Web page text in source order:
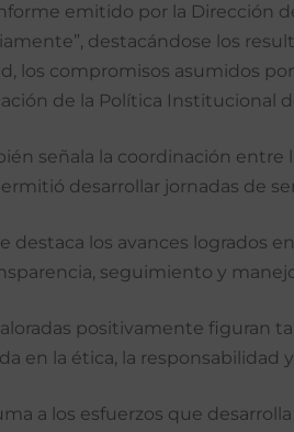
emitido por la Dirección
destacándose los
los compromisos asumidos
de la Política Institucional
señala la coordinación entre
desarrollar jornadas de
destaca los avances logrados
seguimiento y
positivamente figuran
en la ética, la responsabilidad
a los esfuerzos que